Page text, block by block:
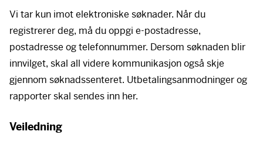
Vi tar kun imot elektroniske søknader. Når du
registrerer deg, må du oppgi e-postadresse,
postadresse og telefonnummer. Dersom søknaden blir
innvilget, skal all videre kommunikasjon også skje
gjennom søknadssenteret. Utbetalingsanmodninger og
rapporter skal sendes inn her.
Veiledning